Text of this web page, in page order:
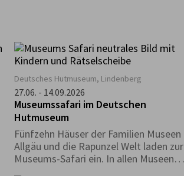
Deutsches Hutmuseum, Lindenberg
27.06. - 14.09.2026
Museumssafari im Deutschen
Hutmuseum
Fünfzehn Häuser der Familien Museen
Allgäu und die Rapunzel Welt laden zur
Museums-Safari ein. In allen Museen